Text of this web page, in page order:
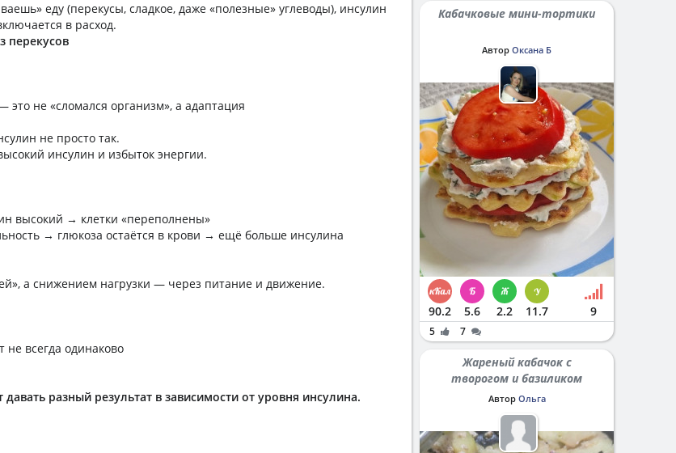
еду (перекусы, сладкое, даже «полезные» углеводы), инсулин
в расход.
перекусов
это не «сломался организм», а адаптация
не просто так.
инсулин и избыток энергии.
высокий → клетки «переполнены»
→ глюкоза остаётся в крови → ещё больше инсулина
а снижением нагрузки — через питание и движение.
не всегда одинаково
разный результат в зависимости от уровня инсулина.
Кабачковые мини-тортики
Автор Оксана Б
90.2 5.6 2.2 11.7 9
5 7
Жареный кабачок с
творогом и базиликом
Автор Ольга